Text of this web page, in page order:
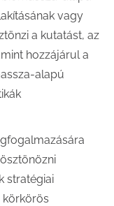
vagy
a kutatást, az
hozzájárul a
alapú
stratégiai
körkörös